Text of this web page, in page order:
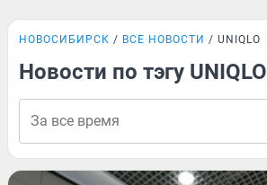
НОВОСИБИРСК ВСЕ НОВОСТИ UNIQLO
Новости по тэгу UNIQLO